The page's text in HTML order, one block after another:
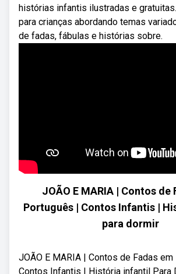
histórias infantis ilustradas e
para crianças abordando temas
de fadas, fábulas e histórias sobre.
JOÃO E MARIA | Contos de
Português | Contos Infantis |
para dormir
JOÃO E MARIA | Contos de Fadas
Contos Infantis | História infantil Para